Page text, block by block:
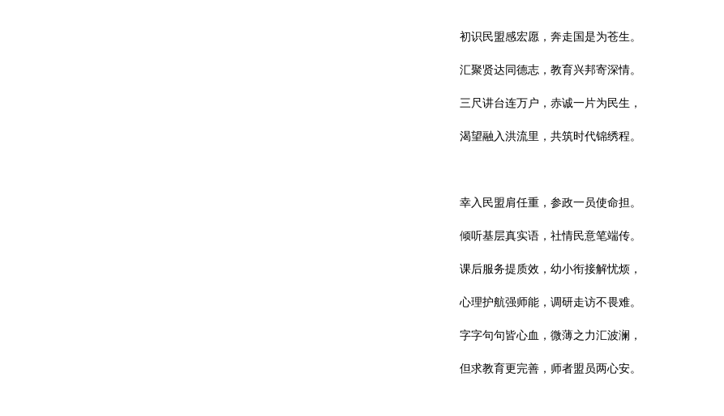
初识民盟感宏愿，奔走国是为苍生。
汇聚贤达同德志，教育兴邦寄深情。
三尺讲台连万户，赤诚一片为民生，
渴望融入洪流里，共筑时代锦绣程。
幸入民盟肩任重，参政一员使命担。
倾听基层真实语，社情民意笔端传。
课后服务提质效，幼小衔接解忧烦，
心理护航强师能，调研走访不畏难。
字字句句皆心血，微薄之力汇波澜，
但求教育更完善，师者盟员两心安。